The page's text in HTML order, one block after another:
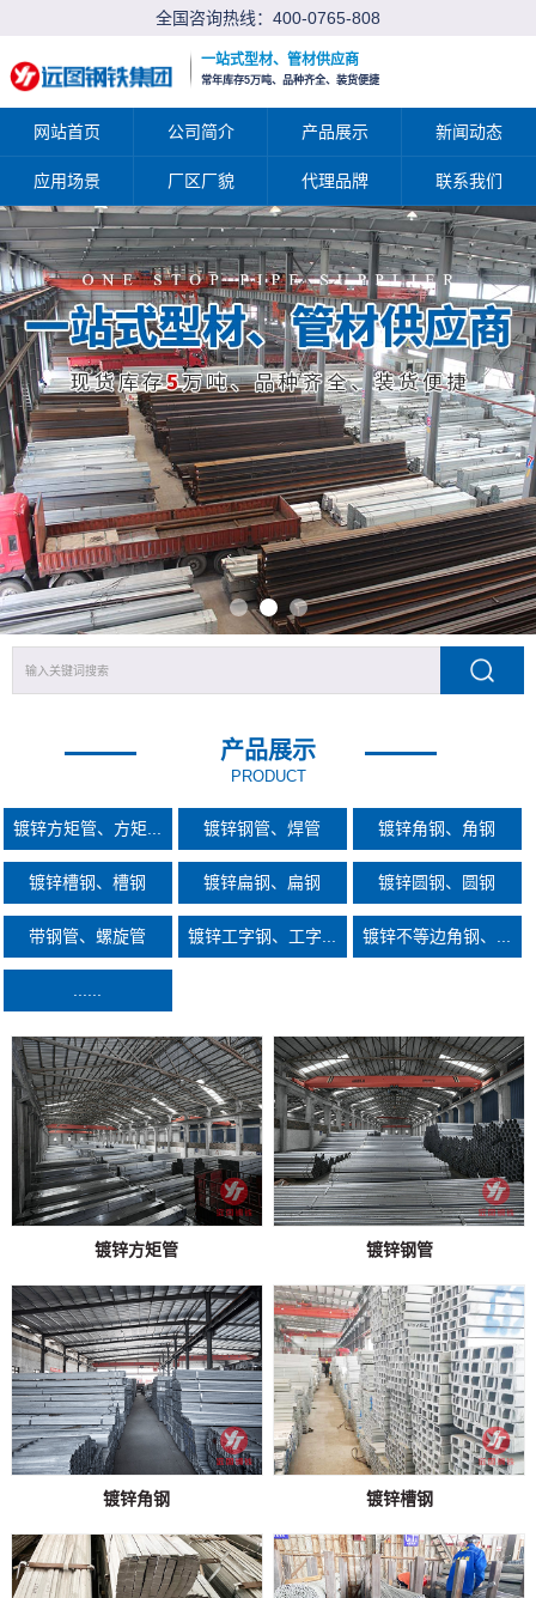
全国咨询热线： 400-0765-808
一站式型材、管材供应商
常年库存5万吨、品种齐全、装货便捷
网站首页 公司简介 产品展示 新闻动态
应用场景 厂区厂貌 代理品牌 联系我们
产品展示
PRODUCT
镀锌方矩管、方矩... 镀锌钢管、焊管 镀锌角钢、角钢
镀锌槽钢、槽钢 镀锌扁钢、扁钢 镀锌圆钢、圆钢
带钢管、螺旋管 镀锌工字钢、工字... 镀锌不等边角钢、...
......
镀锌方矩管 镀锌钢管
镀锌角钢 镀锌槽钢